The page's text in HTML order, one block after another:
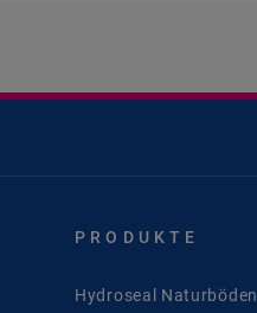
PRODUKTE
Hydroseal Naturböden